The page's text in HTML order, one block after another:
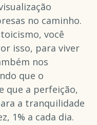
no caminho.
você
isso, para viver
nos
que o
que a perfeição,
a tranquilidade
1% a cada dia.